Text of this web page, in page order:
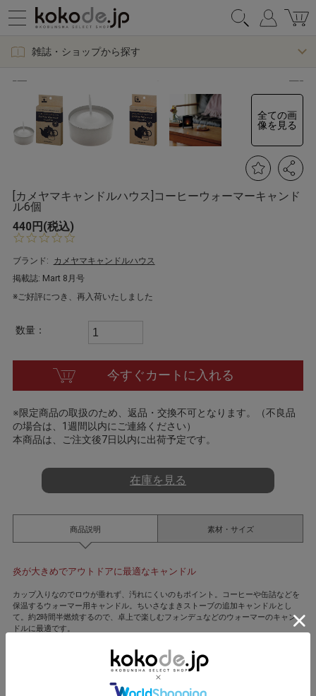
雑誌・ショップから探す
全ての画
像を見る
[カメヤマキャンドルハウス]コーヒーウォーマーキャンド
ル6個
440円(税込)
s
t
r
n
g
ブランド:
カメヤマキャンドルハウス
掲載誌: Mart 8月号
※ご好評につき、再入荷いたしました
数量：
今すぐカートに入れる
※限定商品の取扱のため、返品・交換不可となります。（不良品
の場合は、1週間以内にご連絡ください）
本商品は、ご注文後7日以内に出荷予定です。
在庫を見る
商品説明
炎が大きめでアウトドアに最適なキャンドル
カップ入りなのでロウが垂れず、汚れにくいのもポイント。コーヒーや缶詰などを
保温するウォーマー用キャンドル。ちいさなまきストーブの追加キャンドルとし
て。約2時間半燃焼するので、卓上で楽しむフォンデュなどのウォーマーのキャン
ドルに最適です。
閉じる
素材・サイズ